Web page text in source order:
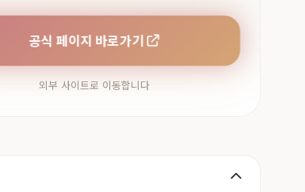
공식 페이지 바로가기
외부 사이트로 이동합니다